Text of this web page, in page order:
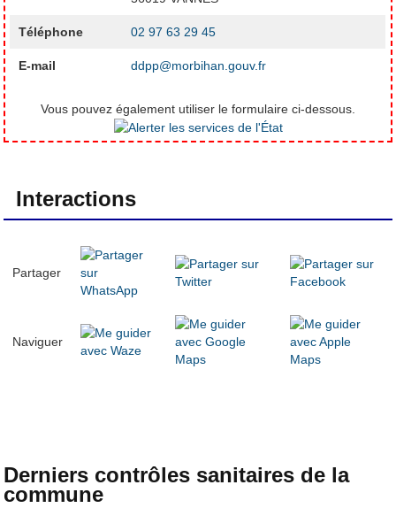
Téléphone 02 97 63 29 45
E-mail ddpp@morbihan.gouv.fr
Vous pouvez également utiliser le formulaire ci-dessous.
Interactions
Partager
Naviguer
Derniers contrôles sanitaires de la
commune